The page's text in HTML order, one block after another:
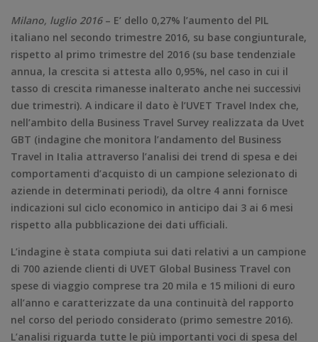
Milano, luglio 2016– E’ dello 0,27% l’aumento del PIL
italiano nel secondo trimestre 2016, su base congiunturale,
rispetto al primo trimestre del 2016 (su base tendenziale
annua, la crescita si attesta allo 0,95%, nel caso in cui il
tasso di crescita rimanesse inalterato anche nei successivi
due trimestri). A indicare il dato è l’UVET Travel Index che,
nell’ambito della Business Travel Survey realizzata da Uvet
GBT (indagine che monitora l’andamento del Business
Travel in Italia attraverso l’analisi dei trend di spesa e dei
comportamenti d’acquisto di un campione selezionato di
aziende in determinati periodi), da oltre 4 anni fornisce
indicazioni sul ciclo economico in anticipo dai 3 ai 6 mesi
rispetto alla pubblicazione dei dati ufficiali.
L’indagine è stata compiuta sui dati relativi a un campione
di 700 aziende clienti di UVET Global Business Travel con
spese di viaggio comprese tra 20 mila e 15 milioni di euro
all’anno e caratterizzate da una continuità del rapporto
nel corso del periodo considerato (primo semestre 2016).
L’analisi riguarda tutte le più importanti voci di spesa del